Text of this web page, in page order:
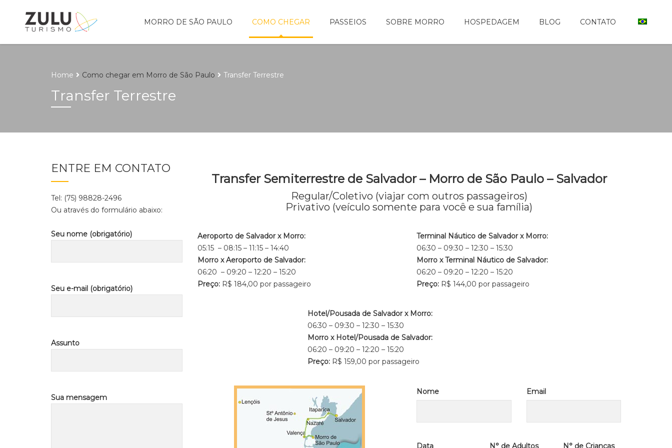
MORRO DE SÃO PAULO COMO CHEGAR PASSEIOS SOBRE MORRO HOSPEDAGEM BLOG CONTATO
Home Como chegar em Morro de São Paulo Transfer Terrestre
Transfer Terrestre
Transfer Semiterrestre de Salvador – Morro de São Paulo – Salvador
Regular/Coletivo (viajar com outros passageiros)
Privativo (veículo somente para você e sua família)
Aeroporto de Salvador x Morro:
05:15 – 08:15 – 11:15 – 14:40
Morro x Aeroporto de Salvador:
06:20 – 09:20 – 12:20 – 15:20
Preço: R$ 184,00 por passageiro
Terminal Náutico de Salvador x Morro:
06:30 – 09:30 – 12:30 – 15:30
Morro x Terminal Náutico de Salvador:
06:20 – 09:20 – 12:20 – 15:20
Preço: R$ 144,00 por passageiro
Hotel/Pousada de Salvador x Morro:
06:30 – 09:30 – 12:30 – 15:30
Morro x Hotel/Pousada de Salvador:
06:20 – 09:20 – 12:20 – 15:20
Preço: R$ 159,00 por passageiro
Nome Email
Data N° de Adultos N° de Crianças
ENTRE EM CONTATO
Tel: (75) 98828-2496
Ou através do formulário abaixo:
Seu nome (obrigatório)
Seu e-mail (obrigatório)
Assunto
Sua mensagem